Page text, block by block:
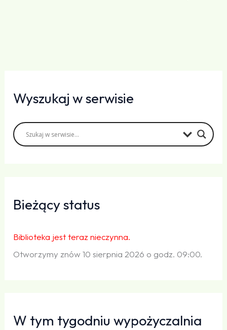
Wyszukaj w serwisie
Bieżący status
Biblioteka jest teraz nieczynna.
Otworzymy znów 10 sierpnia 2026 o godz. 09:00.
W tym tygodniu wypożyczalnia